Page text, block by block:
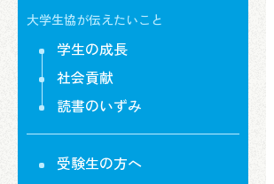
大学生協が伝えたいこと
学生の成長
社会貢献
読書のいずみ
受験生の方へ